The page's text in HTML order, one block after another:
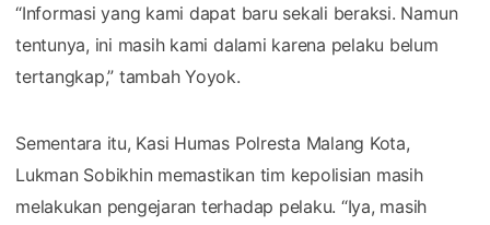
“Informasi yang kami dapat baru sekali beraksi. Namun
tentunya, ini masih kami dalami karena pelaku belum
tertangkap,” tambah Yoyok.
Sementara itu, Kasi Humas Polresta Malang Kota,
Lukman Sobikhin memastikan tim kepolisian masih
melakukan pengejaran terhadap pelaku. “Iya, masih